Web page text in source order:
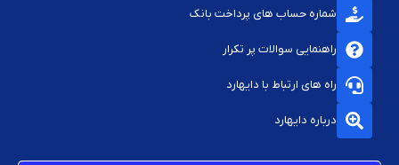
شماره حساب های پرداخت بانک
راهنمایی سوالات پر تکرار
راه های ارتباط با دایهارد
درباره دایهارد